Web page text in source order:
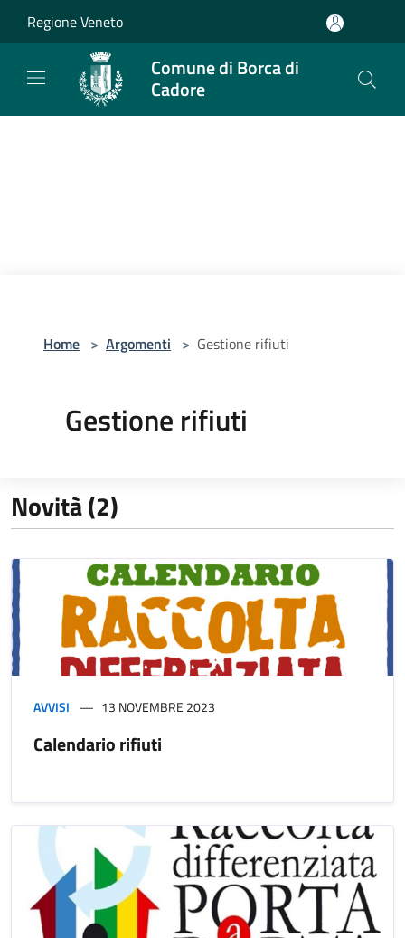
Regione Veneto
Comune di Borca di
Cadore
Home > Argomenti > Gestione rifiuti
Gestione rifiuti
Novità (2)
AVVISI 13 NOVEMBRE 2023
Calendario rifiuti